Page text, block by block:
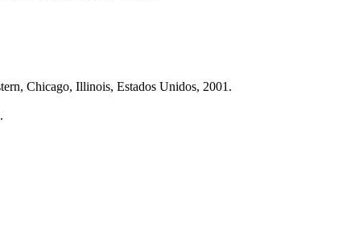
Chicago, Illinois, Estados Unidos, 2001.